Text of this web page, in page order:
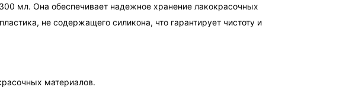
мл. Она обеспечивает надежное хранение лакокрасочных
не содержащего силикона, что гарантирует чистоту и
материалов.